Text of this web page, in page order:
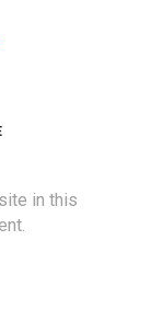
in this